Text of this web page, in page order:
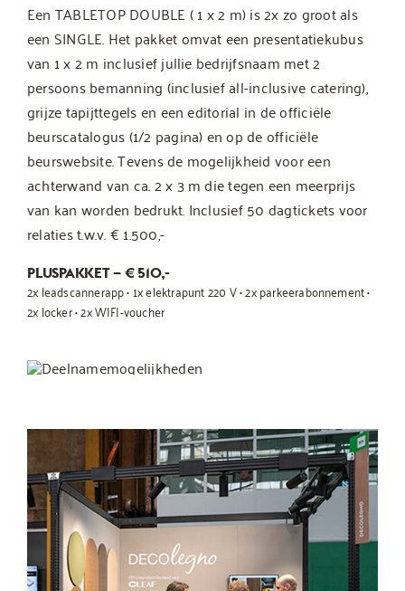
Een TABLETOP DOUBLE ( 1 x 2 m) is 2x zo groot als
een SINGLE. Het pakket omvat een presentatiekubus
van 1 x 2 m inclusief jullie bedrijfsnaam met 2
persoons bemanning (inclusief all-inclusive catering),
grijze tapijttegels en een editorial in de officiële
beurscatalogus (1/2 pagina) en op de officiële
beurswebsite. Tevens de mogelijkheid voor een
achterwand van ca. 2 x 3 m die tegen een meerprijs
van kan worden bedrukt. Inclusief 50 dagtickets voor
relaties t.w.v. € 1.500,-
PLUSPAKKET – € 510,-
2x leadscannerapp • 1x elektrapunt 220 V • 2x parkeerabonnement •
2x locker • 2x WIFI-voucher